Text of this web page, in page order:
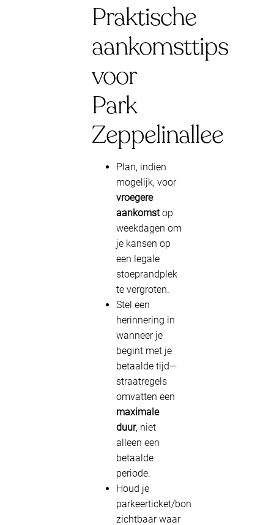
Praktische
aankomsttips
voor
Park
Zeppelinallee
Plan, indien
mogelijk, voor
vroegere
aankomstop
weekdagen om
je kansen op
een legale
stoeprandplek
te vergroten.
Stel een
herinnering in
wanneer je
begint met je
betaalde tijd—
straatregels
omvatten een
maximale
duur, niet
alleen een
betaalde
periode.
Houd je
parkeerticket/bon
zichtbaar waar